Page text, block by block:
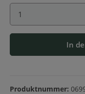
Produkt Anzahl:
In
Produktnummer: